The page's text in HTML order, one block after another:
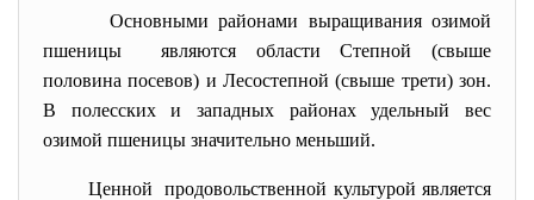
Основными районами выращивания озимой
пшеницы являются области Степной (свыше
половина посевов) и Лесостепной (свыше трети) зон.
В полесских и западных районах удельный вес
озимой пшеницы значительно меньший.
Ценной продовольственной культуройявляется